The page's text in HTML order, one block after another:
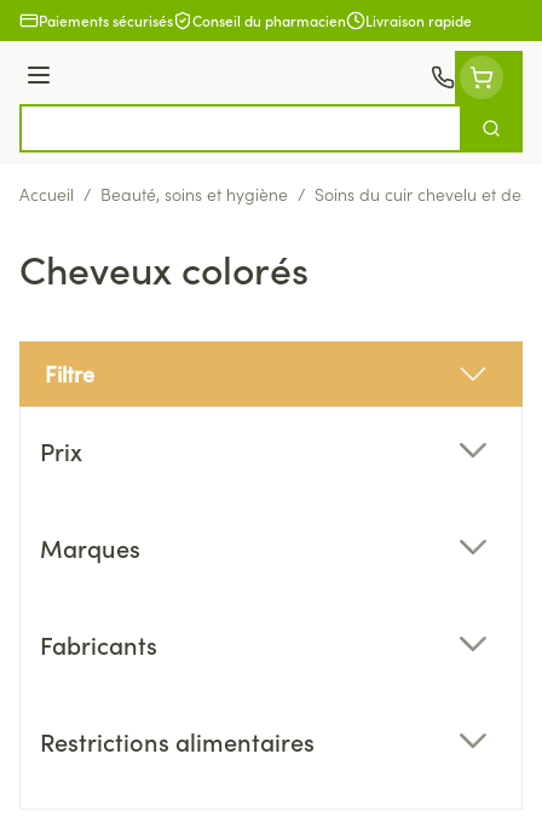
Aller au contenu
Paiements sécurisés Conseil du pharmacien Livraison rapide
Menu
Accueil / Beauté, soins et hygiène / Soins du cuir chevelu et des
Cheveux colorés
Filtre
Prix
Marques
Fabricants
Restrictions alimentaires